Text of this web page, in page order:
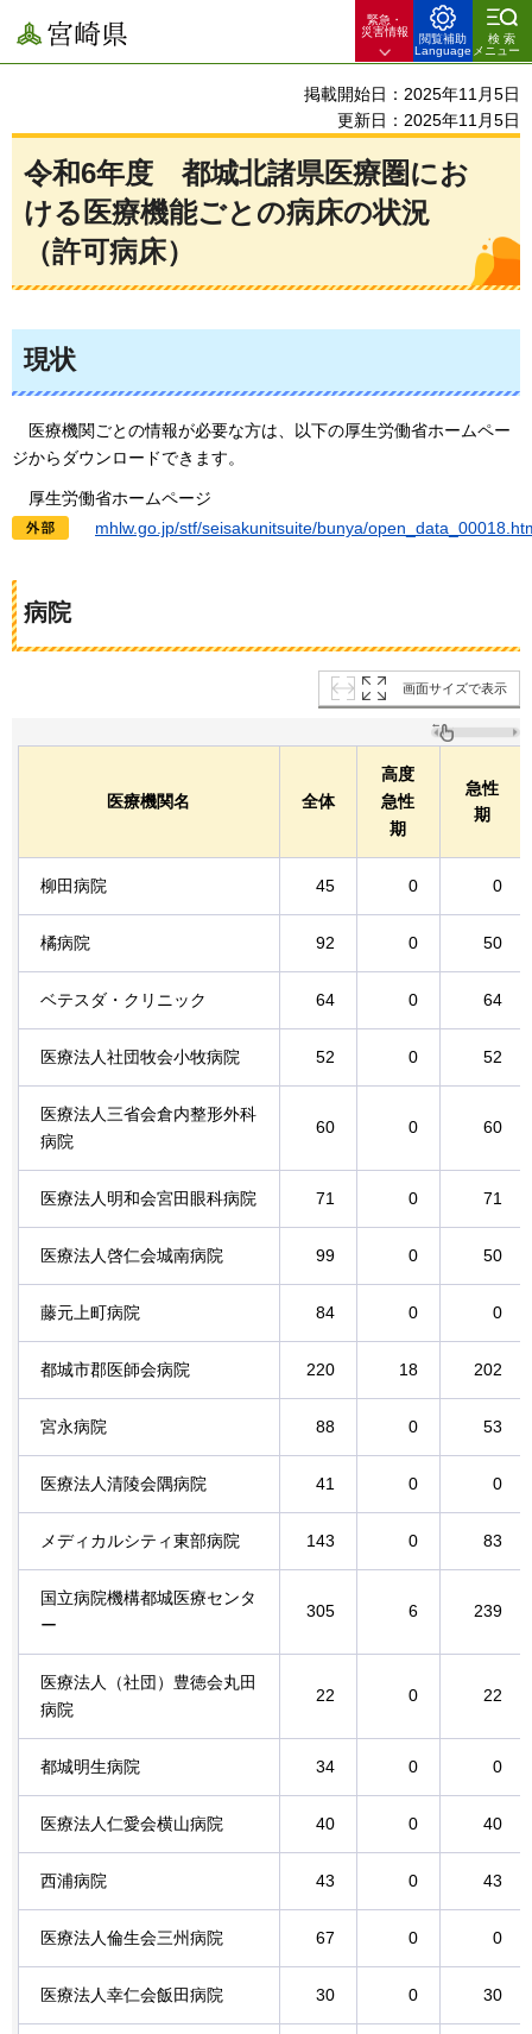
宮崎県
緊急・
災害情報
閲覧補助
Language
検索
メニュー
掲載開始日：2025年11月5日
更新日：2025年11月5日
令和6年度 都城北諸県医療圏にお
ける医療機能ごとの病床の状況
（許可病床）
現状
医療機関ごとの情報が必要な方は、以下の厚生労働省ホームペー
ジからダウンロードできます。
厚生労働省ホームページ
mhlw.go.jp/stf/seisakunitsuite/bunya/
病院
画面サイズで表示
医療機関名 全体
高度
急性
期
急性
期
柳田病院 45 0 0
橘病院 92 0 50
ベテスダ・クリニック 64 0 64
医療法人社団牧会小牧病院 52 0 52
医療法人三省会倉内整形外科
病院
60 0 60
医療法人明和会宮田眼科病院 71 0 71
医療法人啓仁会城南病院 99 0 50
藤元上町病院 84 0 0
都城市郡医師会病院 220 18 202
宮永病院 88 0 53
医療法人清陵会隅病院 41 0 0
メディカルシティ東部病院 143 0 83
国立病院機構都城医療センタ
ー
305 6 239
医療法人（社団）豊徳会丸田
病院
22 0 22
都城明生病院 34 0 0
医療法人仁愛会横山病院 40 0 40
西浦病院 43 0 43
医療法人倫生会三州病院 67 0 0
医療法人幸仁会飯田病院 30 0 30